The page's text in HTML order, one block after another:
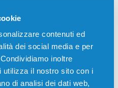
contenuti ed
dei social media e per
inoltre
utilizza il nostro sito con i
di analisi dei dati web,
TRA:
07
min
49
sec